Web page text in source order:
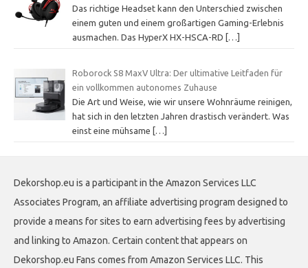
Das richtige Headset kann den Unterschied zwischen
einem guten und einem großartigen Gaming-Erlebnis
ausmachen. Das HyperX HX-HSCA-RD
[…]
Roborock S8 MaxV Ultra: Der ultimative Leitfaden für
ein vollkommen autonomes Zuhause
Die Art und Weise, wie wir unsere Wohnräume reinigen,
hat sich in den letzten Jahren drastisch verändert. Was
einst eine mühsame […]
Dekorshop.eu is a participant in the Amazon Services LLC
Associates Program, an affiliate advertising program designed to
provide a means for sites to earn advertising fees by advertising
and linking to Amazon. Certain content that appears on
Dekorshop.eu Fans comes from Amazon Services LLC. This